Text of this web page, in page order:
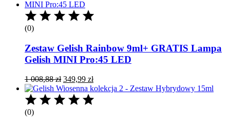
(0)
Zestaw Gelish Rainbow 9ml+ GRATIS Lampa
Gelish MINI Pro:45 LED
1 008,88zł Pierwotna
cena
wynosiła:
1
349,99 złAktualna
cena
wynosi:
(0)